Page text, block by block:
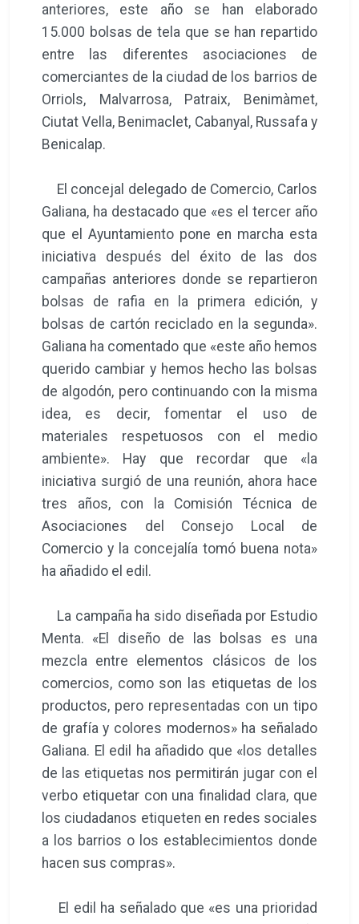
anteriores, este año se han elaborado
15.000 bolsas de tela que se han repartido
entre las diferentes asociaciones de
comerciantes de la ciudad de los barrios de
Orriols, Malvarrosa, Patraix, Benimàmet,
Ciutat Vella, Benimaclet, Cabanyal, Russafa y
Benicalap.
El concejal delegado de Comercio, Carlos
Galiana, ha destacado que «es el tercer año
que el Ayuntamiento pone en marcha esta
iniciativa después del éxito de las dos
campañas anteriores donde se repartieron
bolsas de rafia en la primera edición, y
bolsas de cartón reciclado en la segunda».
Galiana ha comentado que «este año hemos
querido cambiar y hemos hecho las bolsas
de algodón, pero continuando con la misma
idea, es decir, fomentar el uso de
materiales respetuosos con el medio
ambiente». Hay que recordar que «la
iniciativa surgió de una reunión, ahora hace
tres años, con la Comisión Técnica de
Asociaciones del Consejo Local de
Comercio y la concejalía tomó buena nota»
ha añadido el edil.
La campaña ha sido diseñada por Estudio
Menta. «El diseño de las bolsas es una
mezcla entre elementos clásicos de los
comercios, como son las etiquetas de los
productos, pero representadas con un tipo
de grafía y colores modernos» ha señalado
Galiana. El edil ha añadido que «los detalles
de las etiquetas nos permitirán jugar con el
verbo etiquetar con una finalidad clara, que
los ciudadanos etiqueten en redes sociales
a los barrios o los establecimientos donde
hacen sus compras».
El edil ha señalado que «es una prioridad